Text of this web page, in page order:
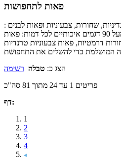
פאות לתחפושות
שחורות, צבעוניות ופאות לבנים :
קולקציית הפאות המלאה שלנו! מעל 90 דגמים איכותיים לכל דמות: פאות
דרמטיות, פאות צבעוניות טרנדיות
הצג כ: טבלה רשימה
פריטים 1 עד 24 מתוך 81 סה"כ
דף:
1
2
3
4